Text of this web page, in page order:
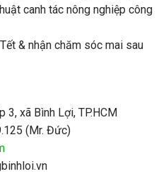
canh tác nông nghiệp công
& nhận chăm sóc mai sau
3, xã Bình Lợi, TP.HCM
(Mr. Đức)